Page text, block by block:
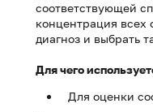
соответствующей
концентрация всех
диагноз и выбрать
Для чего
Для оценки